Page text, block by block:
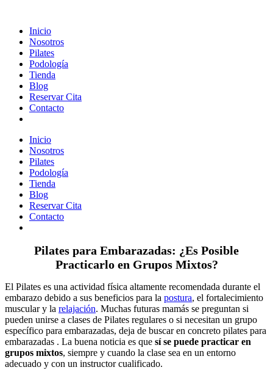
Inicio
Nosotros
Pilates
Podología
Tienda
Blog
Reservar Cita
Contacto
Inicio
Nosotros
Pilates
Podología
Tienda
Blog
Reservar Cita
Contacto
Pilates para Embarazadas: ¿Es Posible
Practicarlo en Grupos Mixtos?
El Pilates es una actividad física altamente recomendada durante el
embarazo debido a sus beneficios para la postura, el fortalecimiento
muscular y la relajación. Muchas futuras mamás se preguntan si
pueden unirse a clases de Pilates regulares o si necesitan un grupo
específico para embarazadas, deja de buscar en concreto pilates para
embarazadas . La buena noticia es que sí se puede practicar en
grupos mixtos, siempre y cuando la clase sea en un entorno
adecuado y con un instructor cualificado.